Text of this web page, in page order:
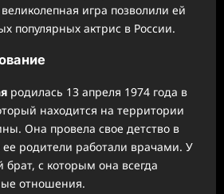
игра позволили ей
популярных актрис в России.
родилась 13 апреля 1974 года в
находится на территории
Она провела свое детство в
родители работали врачами. У
с которым она всегда
отношения.